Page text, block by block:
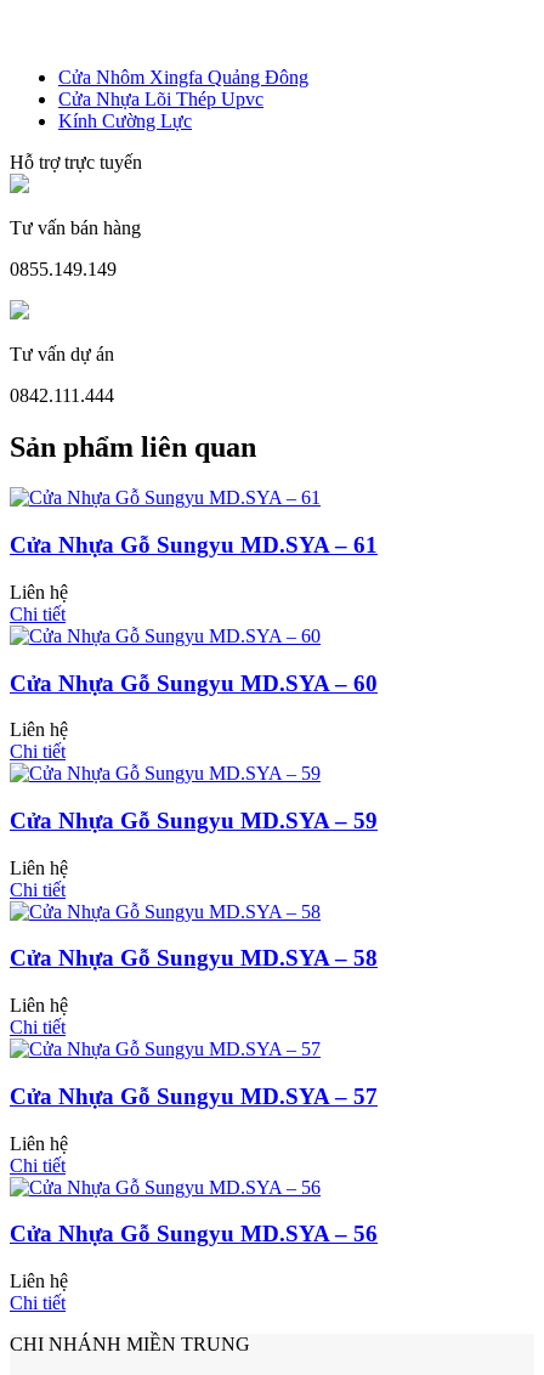
Cửa Nhôm Xingfa Quảng Đông
Cửa Nhựa Lõi Thép Upvc
Kính Cường Lực
Hỗ trợ trực tuyến
Tư vấn bán hàng
0855.149.149
Tư vấn dự án
0842.111.444
Sản phẩm liên quan
Cửa Nhựa Gỗ Sungyu MD.SYA – 61
Liên hệ
Chi tiết
Cửa Nhựa Gỗ Sungyu MD.SYA – 60
Liên hệ
Chi tiết
Cửa Nhựa Gỗ Sungyu MD.SYA – 59
Liên hệ
Chi tiết
Cửa Nhựa Gỗ Sungyu MD.SYA – 58
Liên hệ
Chi tiết
Cửa Nhựa Gỗ Sungyu MD.SYA – 57
Liên hệ
Chi tiết
Cửa Nhựa Gỗ Sungyu MD.SYA – 56
Liên hệ
Chi tiết
CHI NHÁNH MIỀN TRUNG